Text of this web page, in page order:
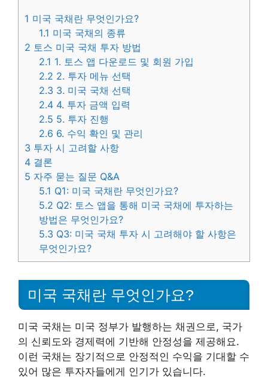
1 미국 국채란 무엇인가요?
1.1 미국 국채의 종류
2 토스 미국 국채 투자 방법
2.1 1. 토스 앱 다운로드 및 회원 가입
2.2 2. 투자 메뉴 선택
2.3 3. 미국 국채 선택
2.4 4. 투자 금액 입력
2.5 5. 투자 진행
2.6 6. 수익 확인 및 관리
3 투자 시 고려할 사항
4 결론
5 자주 묻는 질문 Q&A
5.1 Q1: 미국 국채란 무엇인가요?
5.2 Q2: 토스 앱을 통해 미국 국채에 투자하는
방법은 무엇인가요?
5.3 Q3: 미국 국채 투자 시 고려해야 할 사항은
무엇인가요?
미국 국채란 무엇인가요?
미국 국채는 미국 정부가 발행하는 채권으로, 국가
의 신뢰도와 경제력에 기반해 안정성을 제공해요.
이런 국채는 장기적으로 안정적인 수익을 기대할 수
있어 많은 투자자들에게 인기가 있습니다.